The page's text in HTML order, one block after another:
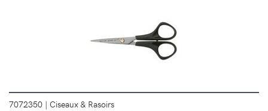
DÉTAILS
7072350 | Ciseaux & Rasoirs